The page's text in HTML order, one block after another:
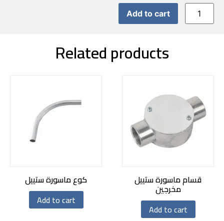
Add to cart
Related products
قسام ماسورة ستييل
مخرجين
Add to cart
كوع ماسورة ستييل
Add to cart